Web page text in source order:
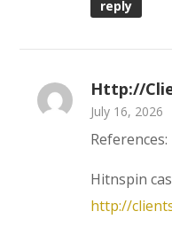
reply
Http://
July 16, 2026
References:
Hitnspin
http://